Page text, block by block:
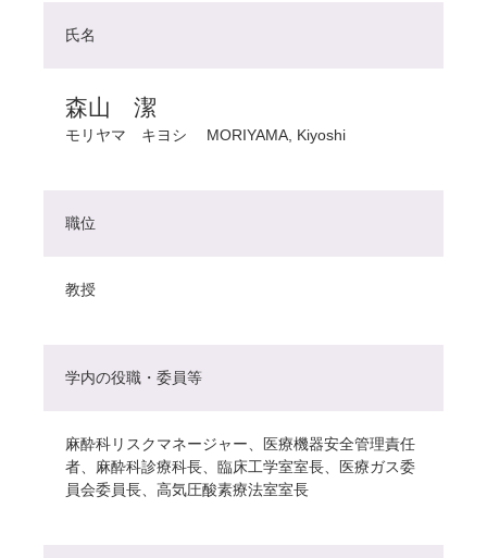
氏名
森山 潔
モリヤマ キヨシ MORIYAMA, Kiyoshi
職位
教授
学内の役職・委員等
麻酔科リスクマネージャー、医療機器安全管理責任
者、麻酔科診療科長、臨床工学室室長、医療ガス委
員会委員長、高気圧酸素療法室室長